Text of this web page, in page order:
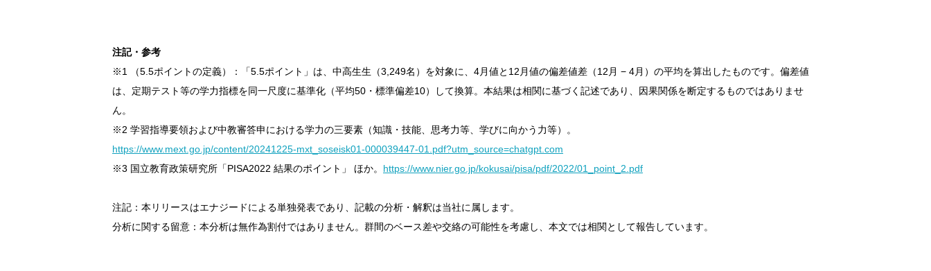
注記・参考
※1 （5.5ポイントの定義）：「5.5ポイント」は、中高生生（3,249名）を対象に、4月値と12月値の偏差値差（12月 − 4月）の平均を算出したものです。偏差値
は、定期テスト等の学力指標を同一尺度に基準化（平均50・標準偏差10）して換算。本結果は相関に基づく記述であり、因果関係を断定するものではありませ
ん。
※2 学習指導要領および中教審答申における学力の三要素（知識・技能、思考力等、学びに向かう力等）。
https://www.mext.go.jp/content/20241225-mxt_soseisk01-000039447-01.pdf?utm_source=chatgpt.com
※3 国立教育政策研究所「PISA2022 結果のポイント」 ほか。 https://www.nier.go.jp/kokusai/pisa/pdf/2022/01_point_2.pdf
注記：本リリースはエナジードによる単独発表であり、記載の分析・解釈は当社に属します。
分析に関する留意：本分析は無作為割付ではありません。群間のベース差や交絡の可能性を考慮し、本文では相関として報告しています。